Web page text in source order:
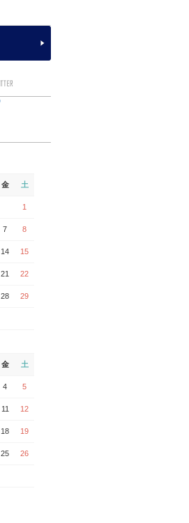
金 土
1
7 8
14 15
21 22
28 29
金 土
4 5
11 12
18 19
25 26